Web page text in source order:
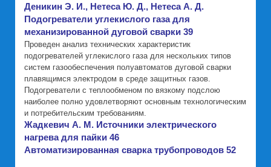
Деникин Э. И., Нетеса Ю. Д., Нетеса А. Д.
Подогреватели углекислого газа для
механизированной дуговой сварки 39
Проведен анализ технических характеристик
подогревателей углекислого газа для нескольких типов
систем газообеспечения полуавтоматов дуговой сварки
плавящимся электродом в среде защитных газов.
Подогреватели с теплообменом по вязкому подслою
наиболее полно удовлетворяют основным технологическим
и потребительским требованиям.
Жадкевич А. М. Источники электрического
нагрева для пайки 46
Автоматизированная сварка трубопроводов 52